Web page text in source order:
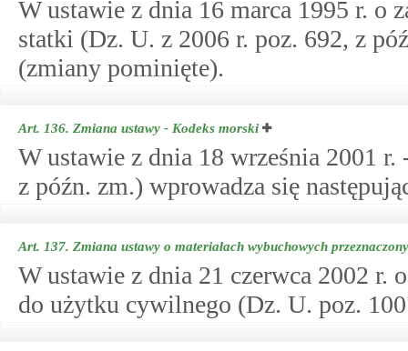
W ustawie z dnia 16 marca 1995 r. o
statki (Dz. U. z 2006 r. poz. 692, z
(zmiany pominięte).
Art. 136. Zmiana ustawy - Kodeks morski
W ustawie z dnia 18 września 2001
z późn. zm.) wprowadza się
Art. 137. Zmiana ustawy o materiałach wybuchowych
W ustawie z dnia 21 czerwca 2002 r.
do użytku cywilnego (Dz. U. poz.